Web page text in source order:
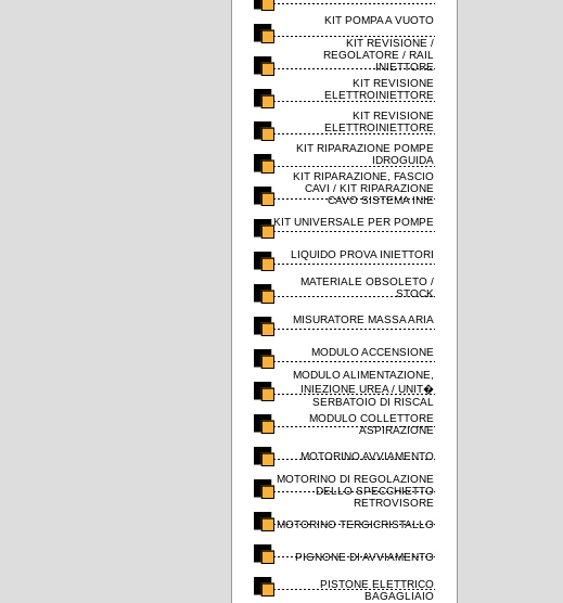
KIT POMPA A VUOTO
KIT REVISIONE /
REGOLATORE / RAIL
INIETTORE
KIT REVISIONE
ELETTROINIETTORE
KIT REVISIONE
ELETTROINIETTORE
KIT RIPARAZIONE POMPE
IDROGUIDA
KIT RIPARAZIONE, FASCIO
CAVI / KIT RIPARAZIONE
CAVO SISTEMA INIE
KIT UNIVERSALE PER POMPE
LIQUIDO PROVA INIETTORI
MATERIALE OBSOLETO /
STOCK
MISURATORE MASSA ARIA
MODULO ACCENSIONE
MODULO ALIMENTAZIONE,
INIEZIONE UREA / UNIT�
SERBATOIO DI RISCAL
MODULO COLLETTORE
ASPIRAZIONE
MOTORINO AVVIAMENTO
MOTORINO DI REGOLAZIONE
DELLO SPECCHIETTO
RETROVISORE
MOTORINO TERGICRISTALLO
PIGNONE DI AVVIAMENTO
PISTONE ELETTRICO
BAGAGLIAIO